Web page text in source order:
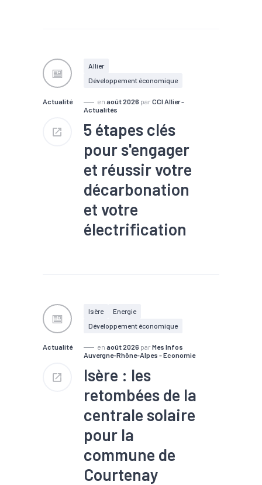
Actualité
Allier
Développement économique
en août 2026 par CCI Allier -
Actualités
5 étapes clés
pour s'engager
et réussir votre
décarbonation
et votre
électrification
Actualité
Isère
Energie
Développement économique
en août 2026 par Mes Infos
Auvergne-Rhône-Alpes - Economie
Isère : les
retombées de la
centrale solaire
pour la
commune de
Courtenay